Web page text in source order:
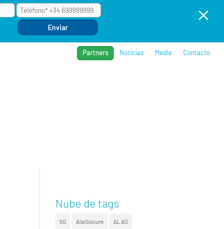
M
Partners Noticias Media Contacto
Nube de tags
5G AlaiSecure ALAS